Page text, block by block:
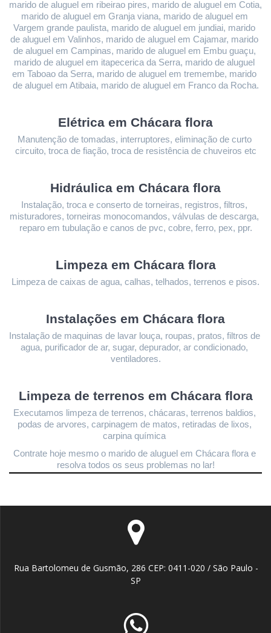
marido de aluguel em ribeirao pires, marido de aluguel em Cotia,
marido de aluguel em Granja viana, marido de aluguel em
Vargem grande paulista, marido de aluguel em jundiai, marido
de aluguel em Valinhos, marido de aluguel em Cajamar, marido
de aluguel em Campinas, marido de aluguel em Embu guaçu,
marido de aluguel em itapecerica da Serra, marido de aluguel
em Taboao da Serra, marido de aluguel em tremembe, marido
de aluguel em Atibaia, marido de aluguel em Franco da Rocha.
Elétrica em Chácara flora
Manutenção de tomadas, interruptores, eliminação de curto
circuito, troca de fiação, troca de resistência de chuveiros etc
Hidráulica em Chácara flora
Instalação, troca e conserto de torneiras, registros, filtros,
misturadores, torneiras monocomandos, válvulas de descarga,
reparo em tubulação e canos de pvc, cobre, ferro, pex, ppr.
Limpeza em Chácara flora
Limpeza de caixas de agua, calhas, telhados, terrenos e pisos.
Instalações em Chácara flora
Instalação de maquinas de lavar louça, roupas, pratos, filtros de
agua, purificador de ar, sugar, depurador, ar condicionado,
ventiladores.
Limpeza de terrenos em Chácara flora
Executamos limpeza de terrenos, chácaras, terrenos baldios,
podas de arvores, carpinagem de matos, retiradas de lixos,
carpina química
Contrate hoje mesmo o marido de aluguel em Chácara flora e
resolva todos os seus problemas no lar!
Rua Bartolomeu de Gusmão, 286 CEP: 0411-020 / São Paulo -
SP